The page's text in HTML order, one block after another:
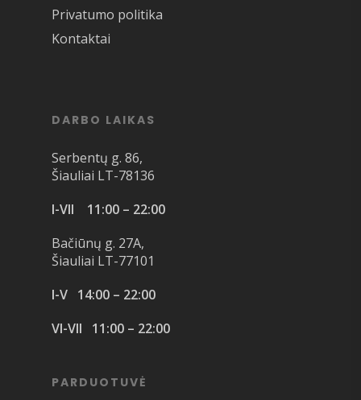
Privatumo politika
Kontaktai
DARBO LAIKAS
Serbentų g. 86,
Šiauliai LT-78136
I-VII 11:00 – 22:00
Bačiūnų g. 27A,
Šiauliai LT-77101
I-V 14:00 – 22:00
VI-VII 11:00 – 22:00
PARDUOTUVĖ